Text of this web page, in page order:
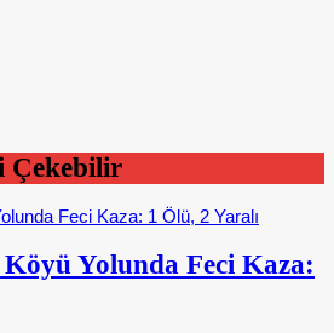
Çekebilir
Yolunda Feci Kaza: